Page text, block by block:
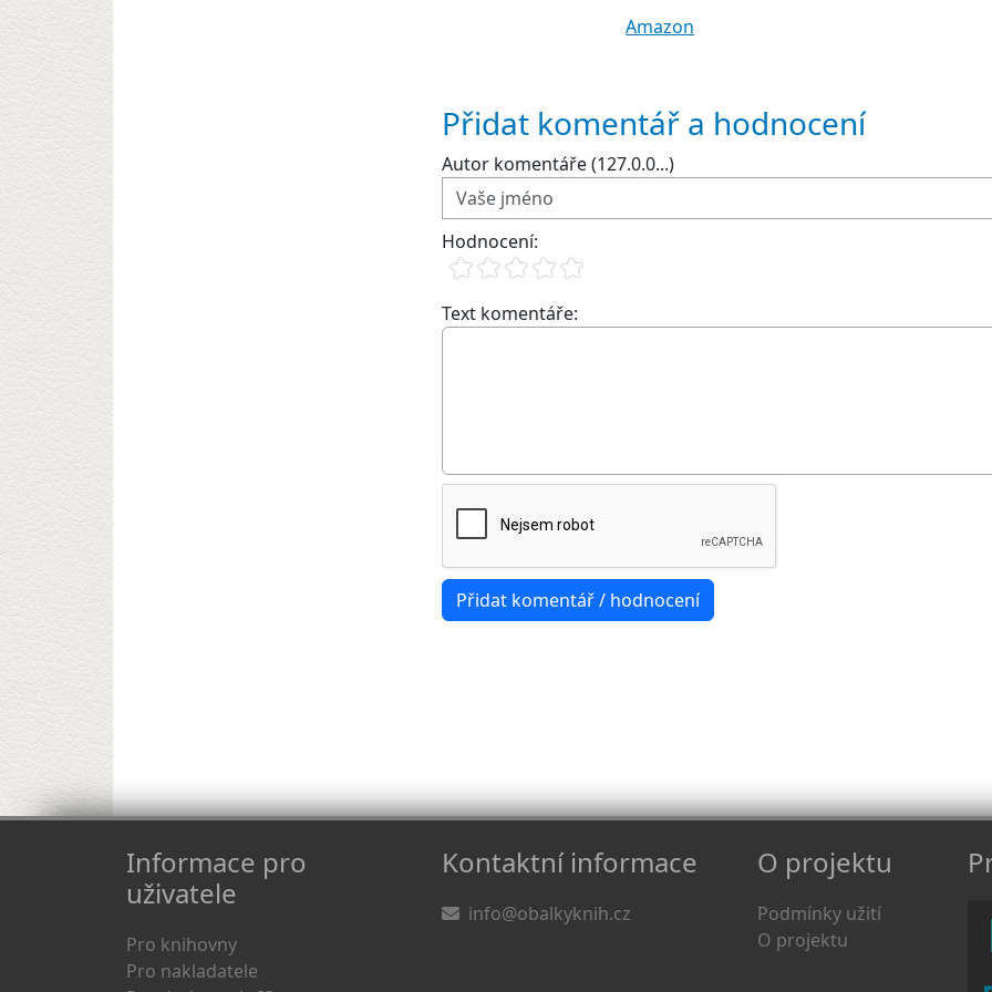
Amazon
Přidat komentář a hodnocení
Autor komentáře (127.0.0...)
Hodnocení:
Text komentáře:
Informace pro
uživatele
Pro knihovny
Pro nakladatele
Kontaktní informace
info@obalkyknih.cz
O projektu
Podmínky užití
O projektu